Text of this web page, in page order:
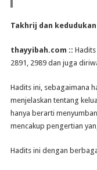
Takhrij dan
thayyibah.com ::
2891, 2989 dan juga
Hadits ini, sebagaimana
menjelaskan tentang
hanya berarti
mencakup pengertian
Hadits ini dengan